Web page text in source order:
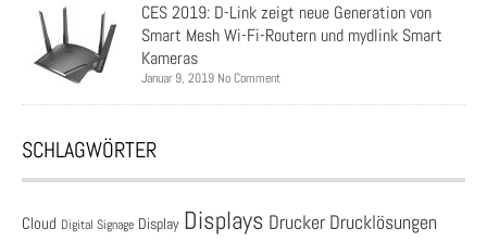
CES 2019: D-Link zeigt neue Generation von
Smart Mesh Wi-Fi-Routern und mydlink Smart
Kameras
Januar 9, 2019 No Comment
SCHLAGWÖRTER
Cloud Digital Signage Display Displays Drucker Drucklösungen